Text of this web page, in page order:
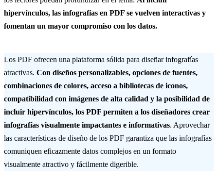
hipervínculos, las infografías en PDF se vuelven interactivas y
fomentan un mayor compromiso con los datos.
Los PDF ofrecen una plataforma sólida para diseñar infografías
atractivas. Con diseños personalizables, opciones de fuentes,
combinaciones de colores, acceso a bibliotecas de iconos,
compatibilidad con imágenes de alta calidad y la posibilidad de
incluir hipervínculos, los PDF permiten a los diseñadores crear
infografías visualmente impactantes e informativas. Aprovechar
las características de diseño de los PDF garantiza que las infografías
comuniquen eficazmente datos complejos en un formato
visualmente atractivo y fácilmente digerible.